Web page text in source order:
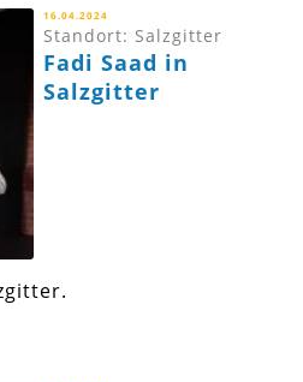
16.04.2024
Standort: Salzgitter
Fadi Saad in
Salzgitter